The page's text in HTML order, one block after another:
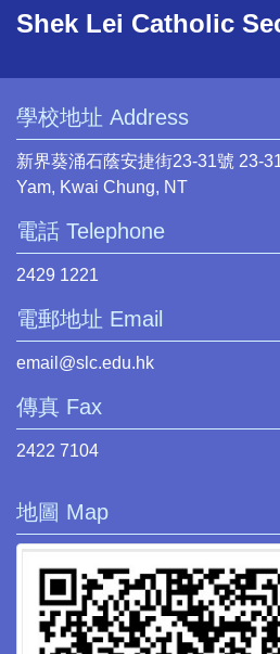
Shek Lei Catholic
學校地址 Address
新界葵涌石蔭安捷街23-31號 23-
Yam, Kwai Chung, NT
電話 Telephone
2429 1221
電郵地址 Email
email@slc.edu.hk
傳真 Fax
2422 7104
地圖 Map